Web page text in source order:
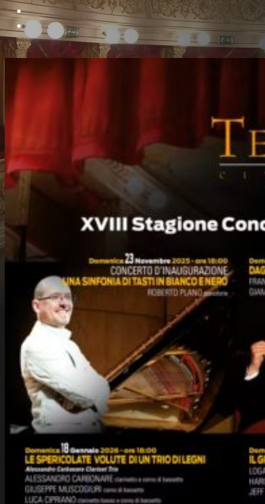
Teatro Rossetti Vasto